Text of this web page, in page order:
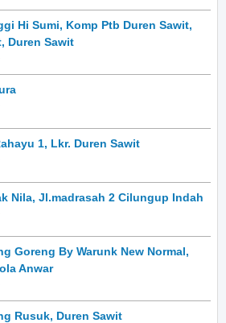
Hi Sumi, Komp Ptb Duren Sawit,
Duren Sawit
1, Lkr. Duren Sawit
Nila, Jl.madrasah 2 Cilungup Indah
Goreng By Warunk New Normal,
Anwar
Rusuk, Duren Sawit